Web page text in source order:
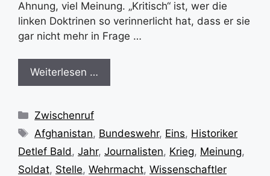
Ahnung, viel Meinung. „Kritisch“ ist, wer die
linken Doktrinen so verinnerlicht hat, dass er sie
gar nicht mehr in Frage …
Weiterlesen …
Kategorien
Zwischenruf
Schlagwörter
Afghanistan, Bundeswehr, Eins, Historiker
Detlef Bald, Jahr, Journalisten, Krieg, Meinung,
Soldat, Stelle, Wehrmacht, Wissenschaftler